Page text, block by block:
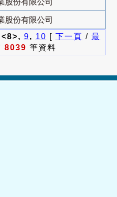
股份有限公司
9, 10 [ 下一頁 / 最
8039 筆資料